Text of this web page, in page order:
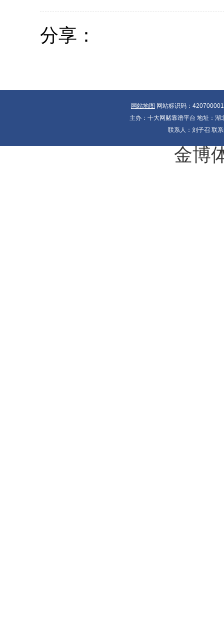
分享：
网站地图 网站标识码：
主办：十大网赌靠谱平台 地址：
联系人：刘子召 联
金博